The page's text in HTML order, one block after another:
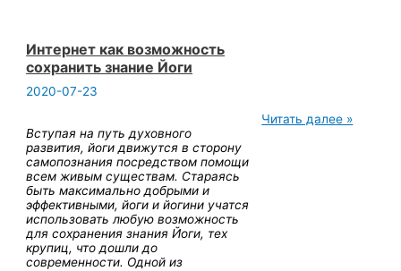
Интернет как возможность
сохранить знание Йоги
2020-07-23
Вступая на путь духовного
развития, йоги движутся в сторону
самопознания посредством помощи
всем живым существам. Стараясь
быть максимально добрыми и
эффективными, йоги и йогини учатся
использовать любую возможность
для сохранения знания Йоги, тех
крупиц, что дошли до
современности. Одной из
Интернет
Читать далее »